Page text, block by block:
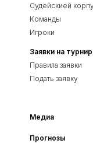
Судейскией
Команды
Игроки
Заявки на турнир
Правила заявки
Подать заявку
Медиа
Прогнозы